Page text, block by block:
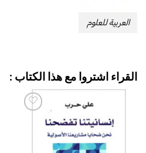
العربية للعلوم
القراء اشتروا مع هذا الكتاب :